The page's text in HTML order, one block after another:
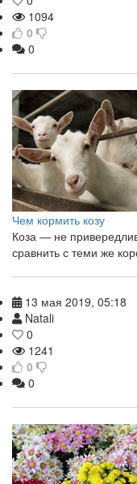
1094
0
0
Чем кормить козу
Коза — не
сравнить с теми же
13 мая 2019, 05:18
Natali
0
1241
0
0